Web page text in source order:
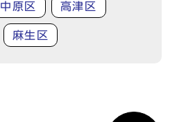
中原区 高津区
麻生区